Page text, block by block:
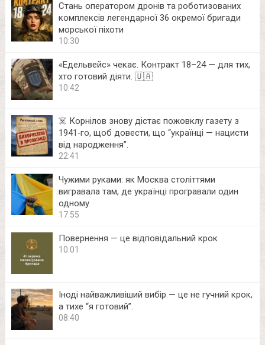
Стань оператором дронів та роботизованих
комплексів легендарної 36 окремої бригади
морської піхоти
10:30
«Едельвейс» чекає. Контракт 18–24 — для тих,
хто готовий діяти. 🇺🇦
10:42
☠️ Корнілов знову дістає пожовклу газету з
1941‑го, щоб довести, що “українці — нацисти
від народження”.
22:41
Чужими руками: як Москва століттями
вигравала там, де українці програвали один
одному
17:55
Повернення — це відповідальний крок
10:01
Іноді найважливіший вибір — це не гучний крок,
а тихе “я готовий”.
08:40